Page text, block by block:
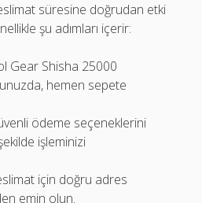
süresine doğrudan etki
şu adımları içerir:
Gear Shisha 25000
hemen sepete
ödeme seçeneklerini
işleminizi
için doğru adres
emin olun.